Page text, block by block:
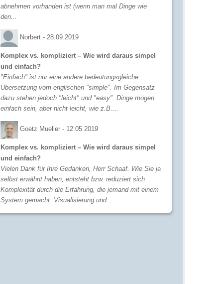
abnehmen vorhanden ist (wenn man mal Dinge wie
den...
Norbert - 28.09.2019
Komplex vs. kompliziert – Wie wird daraus simpel
und einfach?
"Einfach" ist nur eine andere bedeutungsgleiche
Übersetzung vom englischen "simple". Im Gegensatz
dazu stehen jedoch "leicht" und "easy". Dinge mögen
einfach sein, aber nicht leicht, wie z.B....
Goetz Mueller - 12.05.2019
Komplex vs. kompliziert – Wie wird daraus simpel
und einfach?
Vielen Dank für Ihre Gedanken, Herr Schaaf. Wie Sie ja
selbst erwähnt haben, entsteht bzw. reduziert sich
Komplexität durch die Erfahrung, die jemand mit einem
System gemacht. Visualisierung und...